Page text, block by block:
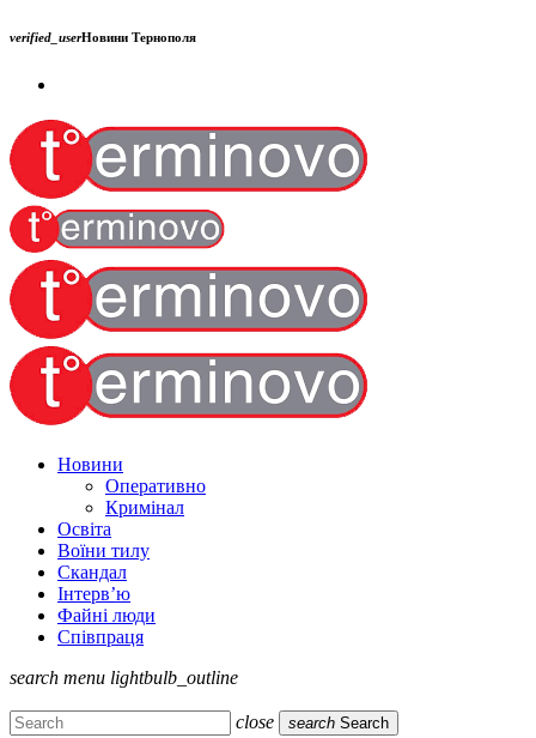
verified_userНовини Тернополя
Новини
Оперативно
Кримінал
Освіта
Воїни тилу
Скандал
Інтерв’ю
Файні люди
Співпраця
search menu lightbulb_outline
close search Search